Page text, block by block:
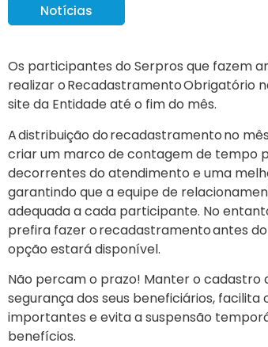
Notícias
Os participantes do Serpros que fazem
realizar o Recadastramento Obrigatório
site da Entidade até o fim do mês.
A distribuição do recadastramento no
criar um marco de contagem de tempo
decorrentes do atendimento e uma
garantindo que a equipe de
adequada a cada participante. No
prefira fazer o recadastramento antes
opção estará disponível.
Não percam o prazo! Manter o cadastro
segurança dos seus beneficiários,
importantes e evita a suspensão
benefícios.